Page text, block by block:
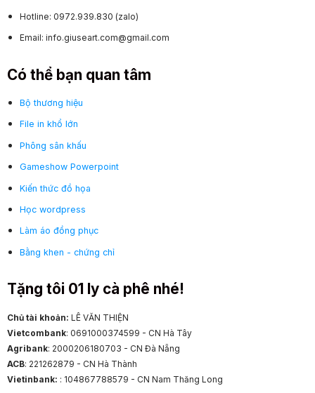
Hotline: 0972.939.830 (zalo)
Email: info.giuseart.com@gmail.com
Có thể bạn quan tâm
Bộ thương hiệu
File in khổ lớn
Phông sân khấu
Gameshow Powerpoint
Kiến thức đồ họa
Học wordpress
Làm áo đồng phục
Bằng khen - chứng chỉ
Tặng tôi 01 ly cà phê nhé!
Chủ tài khoản: LÊ VĂN THIỆN
Vietcombank: 0691000374599 - CN Hà Tây
Agribank: 2000206180703 - CN Đà Nẵng
ACB: 221262879 - CN Hà Thành
Vietinbank: : 104867788579 - CN Nam Thăng Long